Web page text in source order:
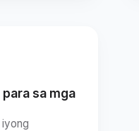
sa mga
iyong